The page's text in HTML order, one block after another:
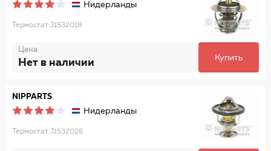
Нидерланды
Термостат J1532018
Цена
Нет в наличии Купить
NIPPARTS
Нидерланды
Термостат J1532026